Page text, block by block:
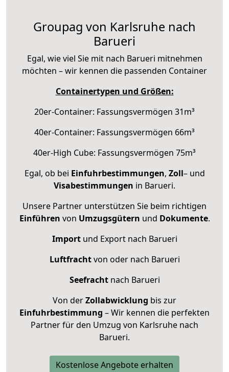
Groupag von Karlsruhe nach
Barueri
Egal, wie viel Sie mit nach Barueri mitnehmen
möchten – wir kennen die passenden Container
Containertypen und Größen:
20er-Container: Fassungsvermögen 31m³
40er-Container: Fassungsvermögen 66m³
40er-High Cube: Fassungsvermögen 75m³
Egal, ob bei Einfuhrbestimmungen, Zoll– und
Visabestimmungen in Barueri.
Unsere Partner unterstützen Sie beim richtigen
Einführen von Umzugsgütern und Dokumente.
Importund Export nach Barueri
Luftfrachtvon oder nach Barueri
Seefrachtnach Barueri
Von derZollabwicklung bis zur
Einfuhrbestimmung – Wir kennen die perfekten
Partner für den Umzug von Karlsruhe nach
Barueri.
Kostenlose Angebote erhalten